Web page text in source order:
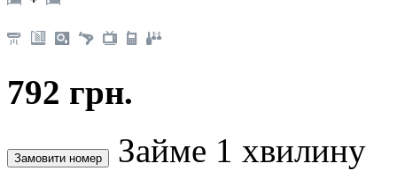
792 грн.
Займе 1 хвилину